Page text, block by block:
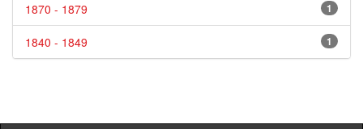
1
1870 - 1879
1
1840 - 1849